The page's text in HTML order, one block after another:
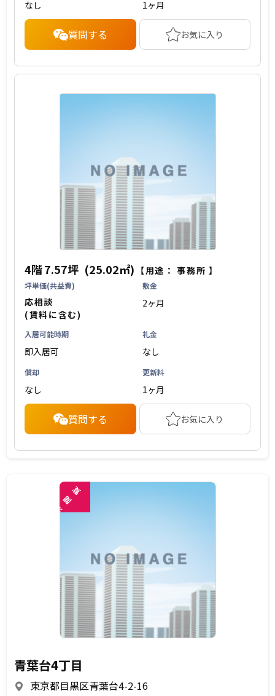
なし 1ヶ月
質問する お気に入り
4階7.57坪 (25.02㎡) 【用途：事務所 】
坪単価(共益費)
応相談
(賃料に含む)
敷金
2ヶ月
入居可能時期
即入居可
礼金
なし
償却
なし
更新料
1ヶ月
質問する お気に入り
未
閲
覧
青葉台4丁目
東京都目黒区青葉台4-2-16